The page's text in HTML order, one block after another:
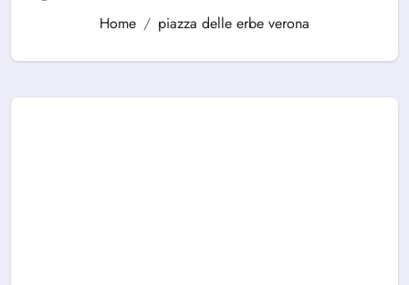
Home piazza delle erbe verona